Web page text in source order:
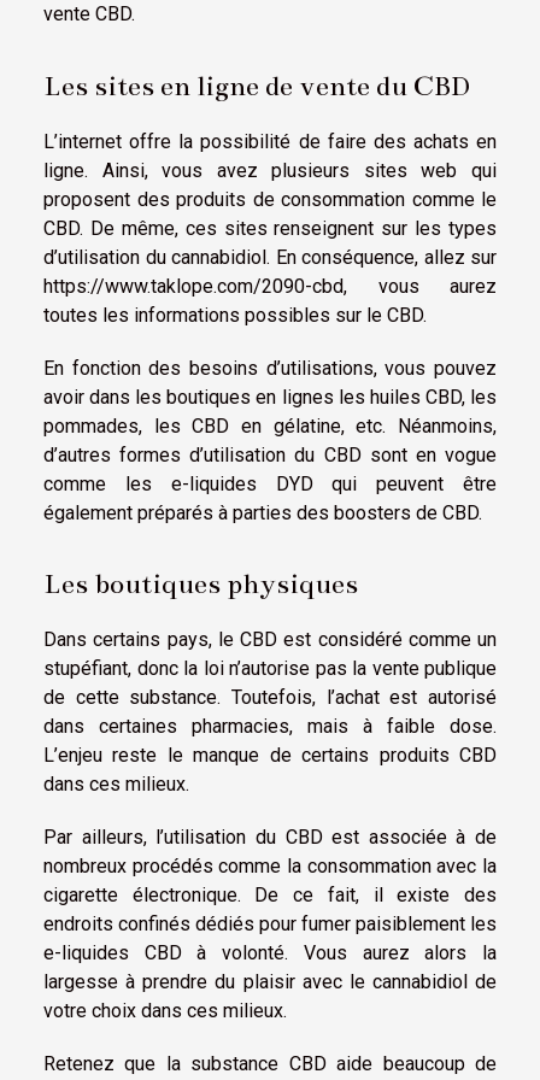
vente CBD.
Les sites en ligne de vente du CBD
L’internet offre la possibilité de faire des achats en
ligne. Ainsi, vous avez plusieurs sites web qui
proposent des produits de consommation comme le
CBD. De même, ces sites renseignent sur les types
d’utilisation du cannabidiol. En conséquence, allez sur
https://www.taklope.com/2090-cbd, vous aurez
toutes les informations possibles sur le CBD.
En fonction des besoins d’utilisations, vous pouvez
avoir dans les boutiques en lignes les huiles CBD, les
pommades, les CBD en gélatine, etc. Néanmoins,
d’autres formes d’utilisation du CBD sont en vogue
comme les e-liquides DYD qui peuvent être
également préparés à parties des boosters de CBD.
Les boutiques physiques
Dans certains pays, le CBD est considéré comme un
stupéfiant, donc la loi n’autorise pas la vente publique
de cette substance. Toutefois, l’achat est autorisé
dans certaines pharmacies, mais à faible dose.
L’enjeu reste le manque de certains produits CBD
dans ces milieux.
Par ailleurs, l’utilisation du CBD est associée à de
nombreux procédés comme la consommation avec la
cigarette électronique. De ce fait, il existe des
endroits confinés dédiés pour fumer paisiblement les
e-liquides CBD à volonté. Vous aurez alors la
largesse à prendre du plaisir avec le cannabidiol de
votre choix dans ces milieux.
Retenez que la substance CBD aide beaucoup de